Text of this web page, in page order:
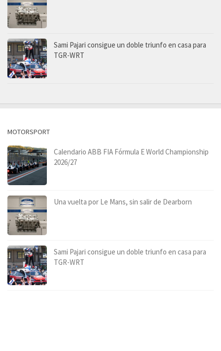
Sami Pajari consigue un doble triunfo en casa para
TGR-WRT
MOTORSPORT
Calendario ABB FIA Fórmula E World Championship
2026/27
Una vuelta por Le Mans, sin salir de Dearborn
Sami Pajari consigue un doble triunfo en casa para
TGR-WRT